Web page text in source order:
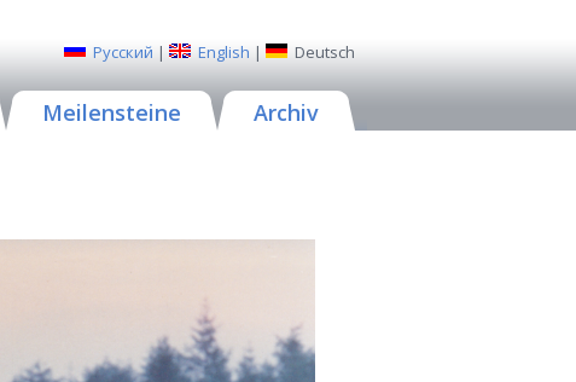
Русский | English | Deutsch
Meilensteine Archiv